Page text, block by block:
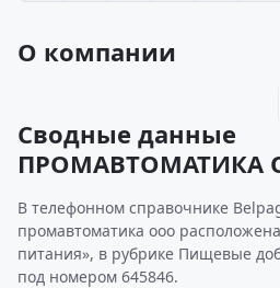
О компании
Сводные данные
ПРОМАВТОМАТИКА
В телефонном справочнике
промавтоматика ооо
питания», в рубрике Пищевые
под номером 645846.